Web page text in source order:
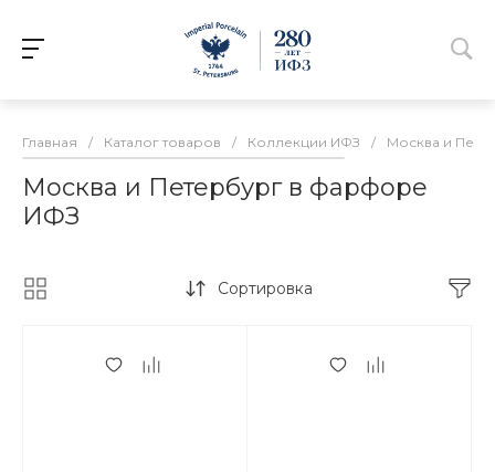
Главная / Каталог товаров / Коллекции ИФЗ / Москва и
Москва и Петербург в фарфоре
ИФЗ
Сортировка